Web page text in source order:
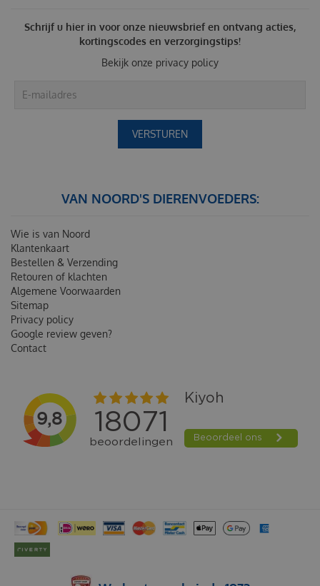
Schrijf u hier in voor onze nieuwsbrief en ontvang acties,
kortingscodes en verzorgingstips!
Bekijk onze privacy policy
VAN NOORD'S DIERENVOEDERS:
Wie is van Noord
Klantenkaart
Bestellen & Verzending
Retouren of klachten
Algemene Voorwaarden
Sitemap
Privacy policy
Google review geven?
Contact